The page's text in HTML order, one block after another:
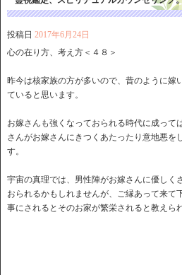
投稿日 2017年6月24日
心の在り方、考え方＜４８＞
昨今は核家族の方が多いので、昔のように嫁
ていると思います。
お嫁さんも強くなっておられる時代に成って
さんがお嫁さんにきつくあたったり意地悪を
す。
宇宙の真理では、男性陣がお嫁さんに優しく
おられるかもしれませんが、ご縁あって来て
事にされるとそのお家が繁栄されると教えら